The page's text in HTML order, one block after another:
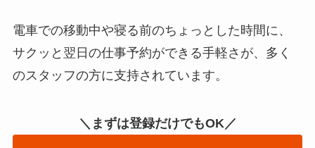
電車での移動中や寝る前のちょっとした時間に、
サクッと翌日の仕事予約ができる手軽さが、多く
のスタッフの方に支持されています。
＼まずは登録だけでもOK／